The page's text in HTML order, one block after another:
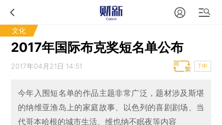
文化
2017年国际布克奖短名单公布
2017年04月21日 14:51 T中
今年入围短名单的作品主题非常广泛，题材涉及斯堪
的纳维亚渔岛上的家庭故事、以色列的喜剧剧场、当
代哥本哈根的城市生活、维也纳不眠夜等内容